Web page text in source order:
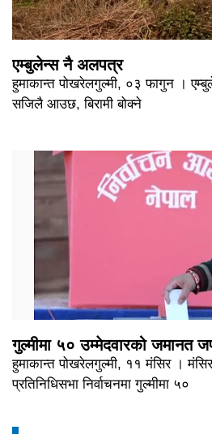
एम्बुलेन्स नै अलपत्र
हुमाकान्त पोखरेलगुल्मी, ०३ फागुन ।
सजिलै आउछ, बिरामी बोक्ने
गुल्मीमा ५० उम्मेदवारको जमानत
हुमाकान्त पोखरेलगुल्मी, ११ मंसिर ।
प्रतिनिधिसभा निर्वाचनमा गुल्मीमा ५०